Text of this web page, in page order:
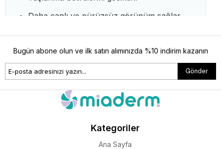
Daha canlı ve pürüzsüz görünüm sağlar
Cilt Bakımı Sırası Nasıl Olmalı?
Doğru cilt bakımı sırası, ürünlerden maksimum verim almanızı
Bugün abone olun ve ilk satın alımınızda %10 indirim kazanın
Gönder
Kategoriler
Ana Sayfa